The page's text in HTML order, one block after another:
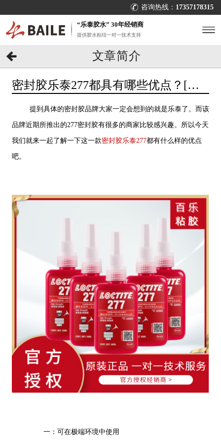
咨询热线： 17357178315
“乐泰胶水” 30年经销商
提供胶水粘结一对一技术支持
文章简介
密封胶乐泰277都具有哪些优点？[百
提到具体的密封胶品牌大家一定会想到的就是乐泰了。而该
品牌近期所推出的277密封胶有很多的商家比较感兴趣。所以今天
我们就来一起了解一下这一款密封胶乐泰277都有什么样的优点
吧。
一：可在极端环境中使用